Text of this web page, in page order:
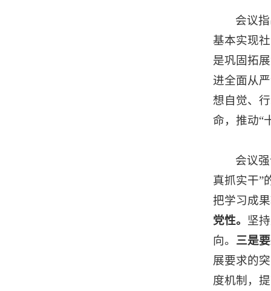
会议
基本实现
是巩固拓
进全面从
想自觉、
命，推动“
会议
真抓实干”
把学习成
党性。 坚
向。 三是
展要求的
度机制，